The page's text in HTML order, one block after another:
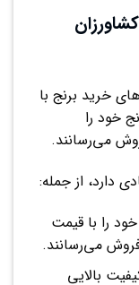
خرید برنج با
خود را
می‌رسانند.
دارد، از جمله:
را با قیمت
می‌رسانند.
بالایی